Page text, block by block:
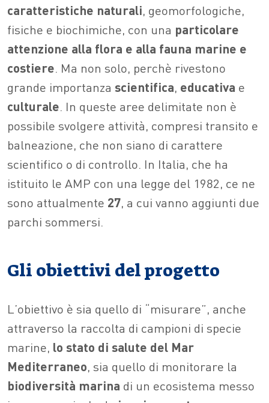
caratteristiche naturali, geomorfologiche,
fisiche e biochimiche, con una particolare
attenzione alla flora e alla fauna marine e
costiere. Ma non solo, perchè rivestono
grande importanza scientifica, educativa e
culturale. In queste aree delimitate non è
possibile svolgere attività, compresi transito e
balneazione, che non siano di carattere
scientifico o di controllo. In Italia, che ha
istituito le AMP con una legge del 1982, ce ne
sono attualmente 27, a cui vanno aggiunti due
parchi sommersi.
Gli obiettivi del progetto
L’obiettivo è sia quello di “misurare”, anche
attraverso la raccolta di campioni di specie
marine, lo stato di salute del Mar
Mediterraneo, sia quello di monitorare la
biodiversità marina di un ecosistema messo